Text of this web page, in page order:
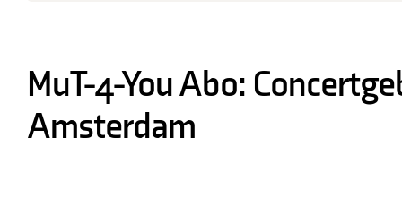
MuT-4-You Abo:
Amsterdam